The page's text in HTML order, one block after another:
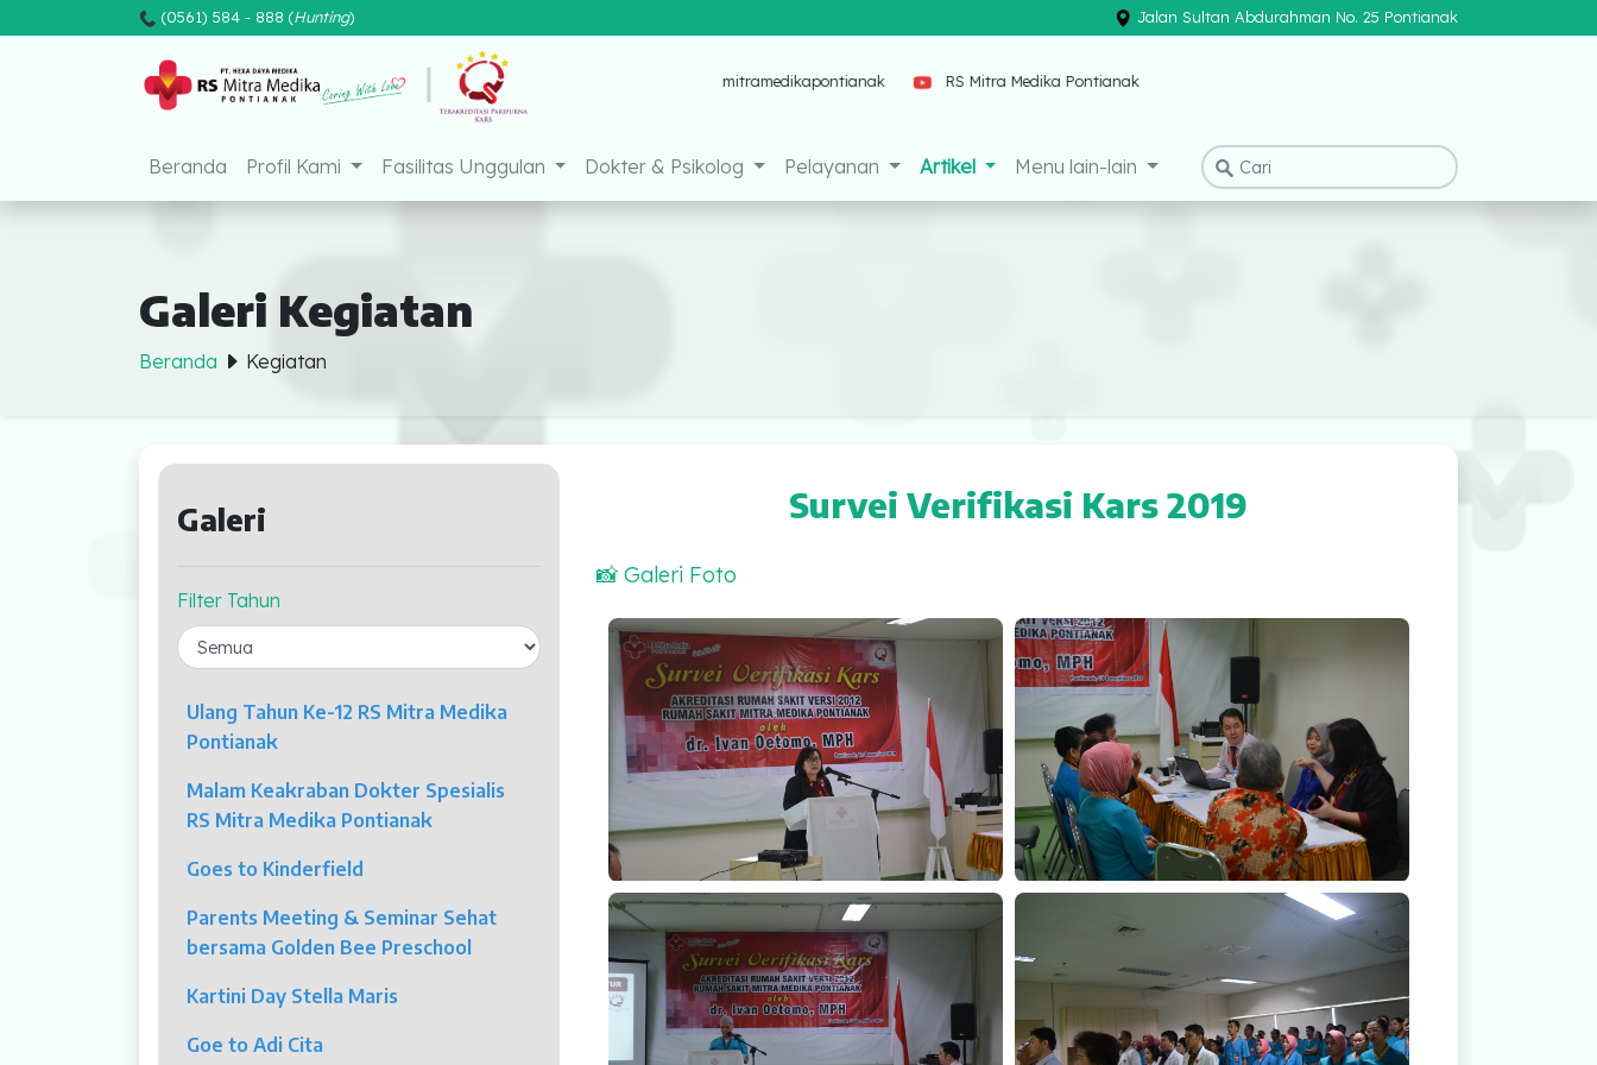
(0561) 584 - 888 (Hunting) Jalan Sultan Abdurahman No. 25 Pontianak
Mitra Medika Pontianak mitramedikapontianak RS Mitra Medika Pontianak
Beranda Profil Kami Fasilitas Unggulan Dokter & Psikolog Pelayanan Artikel Menu lain-lain
Profil Kami
Profil Kami
Fasilitas Unggulan
Endoskopi
Laparaskopi
Multi Slice CT-Scan 128 Slices
Dialisis
Mamografi
Galeri Kegiatan
Beranda Kegiatan
Galeri
Filter Tahun
Ulang Tahun Ke-12 RS Mitra Medika
Pontianak
Malam Keakraban Dokter Spesialis
RS Mitra Medika Pontianak
Goes to Kinderfield
Parents Meeting & Seminar Sehat
bersama Golden Bee Preschool
Kartini Day Stella Maris
Goe to Adi Cita
Survei Verifikasi Kars 2019
📸 Galeri Foto